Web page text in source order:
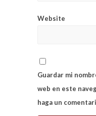
Website
Guardar mi
web en este
haga un